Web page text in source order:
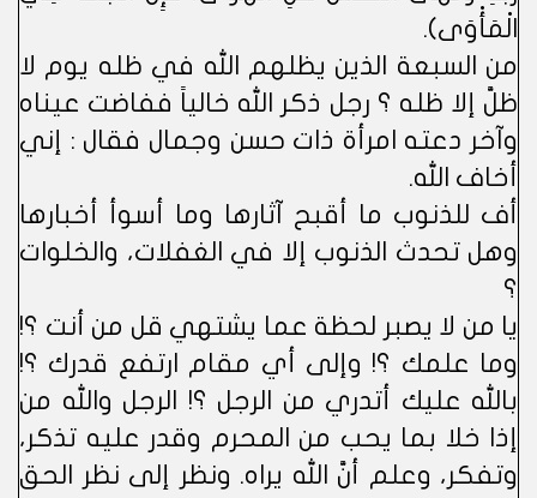
الْمَأْوَى).
من السبعة الذين يظلهم الله في ظله يوم لا
ظلَّ إلا ظله ؟ رجل ذكر الله خالياً ففاضت عيناه
وآخر دعته امرأة ذات حسن وجمال فقال : إني
أخاف الله.
أف للذنوب ما أقبح آثارها وما أسوأ أخبارها
وهل تحدث الذنوب إلا في الغفلات، والخلوات
؟
يا من لا يصبر لحظة عما يشتهي قل من أنت ؟!
وما علمك ؟! وإلى أي مقام ارتفع قدرك ؟!
بالله عليك أتدري من الرجل ؟! الرجل والله من
إذا خلا بما يحب من المحرم وقدر عليه تذكر،
وتفكر، وعلم أنَّ الله يراه. ونظر إلى نظر الحق